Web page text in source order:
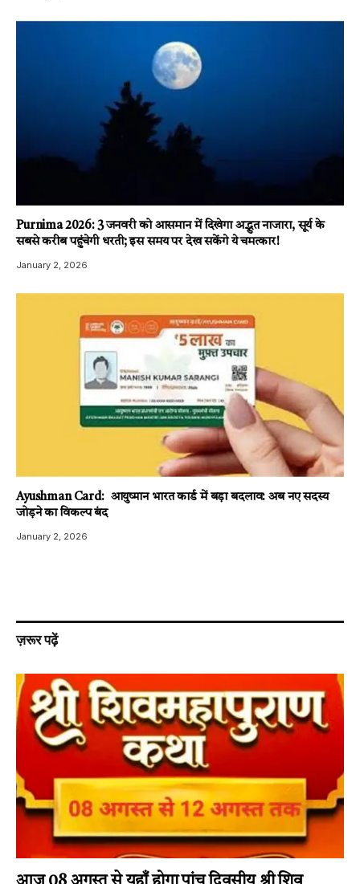
Purnima 2026: 3 जनवरी को आसमान में दिखेगा अद्भुत नाजारा, सूर्य के
सबसे करीब पहुंचेगी धरती; इस समय पर देख सकेंगे ये चमत्कार!
January 2, 2026
Ayushman Card: आयुष्मान भारत कार्ड में बड़ा बदलाव: अब नए सदस्य
जोड़ने का विकल्प बंद
January 2, 2026
ज़रूर पढ़ें